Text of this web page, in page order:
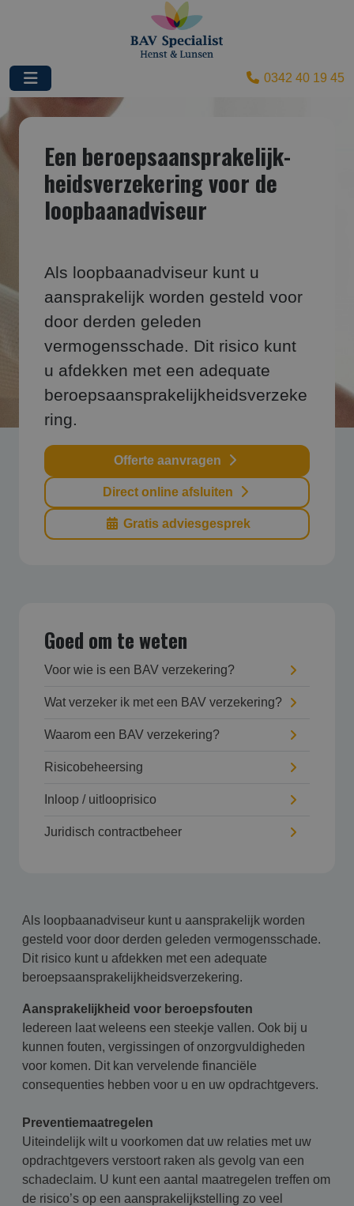
0342 40 19 45
Een beroepsaansprakelijk­
heids­verzekering voor de
loopbaanadviseur
Als loopbaanadviseur kunt u
aansprakelijk worden gesteld voor
door derden geleden
vermogensschade. Dit risico kunt
u afdekken met een adequate
beroepsaansprakelijkheidsverzeke
ring.
Offerte aanvragen
Direct online afsluiten
Gratis adviesgesprek
Goed om te weten
Voor wie is een BAV verzekering?
Wat verzeker ik met een BAV verzekering?
Waarom een BAV verzekering?
Risicobeheersing
Inloop / uitlooprisico
Juridisch contractbeheer
Als loopbaanadviseur kunt u aansprakelijk worden
gesteld voor door derden geleden vermogensschade.
Dit risico kunt u afdekken met een adequate
beroepsaansprakelijkheidsverzekering.
Aansprakelijkheid voor beroepsfouten
Iedereen laat weleens een steekje vallen. Ook bij u
kunnen fouten, vergissingen of onzorgvuldigheden
voor komen. Dit kan vervelende financiële
consequenties hebben voor u en uw opdrachtgevers.
Preventiemaatregelen
Uiteindelijk wilt u voorkomen dat uw relaties met uw
opdrachtgevers verstoort raken als gevolg van een
schadeclaim. U kunt een aantal maatregelen treffen om
de risico’s op een aansprakelijkstelling zo veel